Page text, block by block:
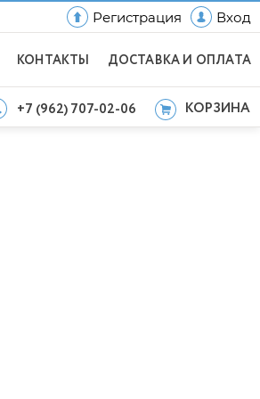
Регистрация Вход
КОНТАКТЫ ДОСТАВКА И ОПЛАТА
+7 (962) 707-02-06 КОРЗИНА